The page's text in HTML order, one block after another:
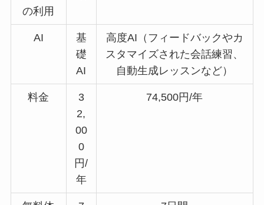
の利用
AI
基
礎
AI
高度AI（フィードバックやカ
スタマイズされた会話練習、
自動生成レッスンなど）
料金
3
2,
00
0
円/
年
74,500円/年